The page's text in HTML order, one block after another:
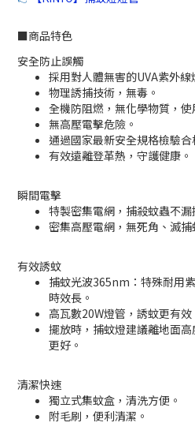
■商品特色
安全防止誤觸
採用對人體無害的UVA紫外線
物理誘捕技術，無毒。
全機防阻燃，無化學物質，使
無高壓電擊危險。
通過國家最新安全規格檢驗合
有效遠離登革熱，守護健康。
瞬間電擊
特製密集電網，捕殺蚊蟲不漏
密集高壓電網，無死角、滅捕
有效誘蚊
捕蚊光波365nm：特殊耐用
時效長。
高瓦數20W燈管，誘蚊更有效
擺放時，捕蚊燈建議離地面
更好。
清潔快速
獨立式集蚊盒，清洗方便。
附毛刷，便利清潔。